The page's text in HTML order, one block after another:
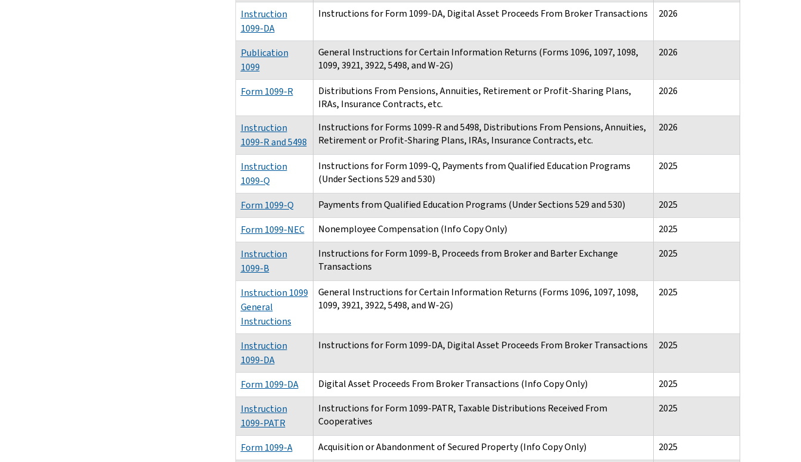
Instruction
1099-DA
Instructions for Form 1099-DA, Digital Asset Proceeds From Broker Transactions 2026
Publication
1099
General Instructions for Certain Information Returns (Forms 1096, 1097, 1098,
1099, 3921, 3922, 5498, and W-2G)
2026
Form 1099-R
Distributions From Pensions, Annuities, Retirement or Profit-Sharing Plans,
IRAs, Insurance Contracts, etc.
2026
Instruction
1099-R and 5498
Instructions for Forms 1099-R and 5498, Distributions From Pensions, Annuities,
Retirement or Profit-Sharing Plans, IRAs, Insurance Contracts, etc.
2026
Instruction
1099-Q
Instructions for Form 1099-Q, Payments from Qualified Education Programs
(Under Sections 529 and 530)
2025
Form 1099-Q Payments from Qualified Education Programs (Under Sections 529 and 530)
2025
Form 1099-NEC
Nonemployee Compensation (Info Copy Only)
2025
Instruction
1099-B
Instructions for Form 1099-B, Proceeds from Broker and Barter Exchange
Transactions
2025
Instruction 1099
General
Instructions
General Instructions for Certain Information Returns (Forms 1096, 1097, 1098,
1099, 3921, 3922, 5498, and W-2G)
2025
Instruction
1099-DA
Instructions for Form 1099-DA, Digital Asset Proceeds From Broker Transactions 2025
Form 1099-DA Digital Asset Proceeds From Broker Transactions (Info Copy Only)
2025
Instruction
1099-PATR
Instructions for Form 1099-PATR, Taxable Distributions Received From
Cooperatives
2025
Form 1099-A Acquisition or Abandonment of Secured Property (Info Copy Only)
2025